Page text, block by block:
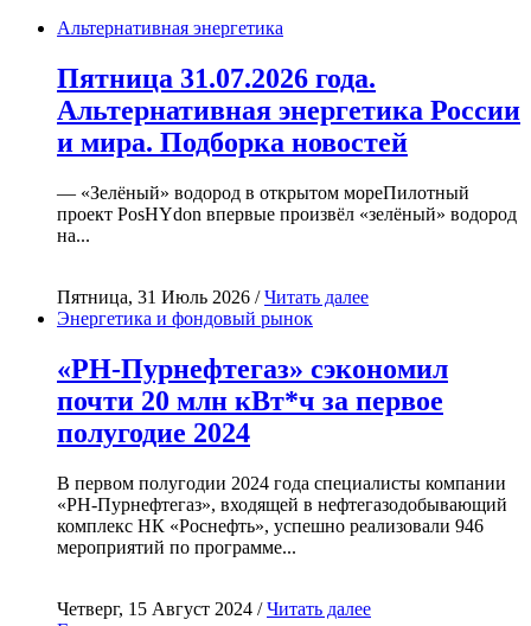
Альтернативная энергетика
Пятница 31.07.2026 года.
Альтернативная энергетика России
и мира. Подборка новостей
— «Зелёный» водород в открытом мореПилотный
проект PosHYdon впервые произвёл «зелёный» водород
на...
Пятница, 31 Июль 2026 /Читать далее
Энергетика и фондовый рынок
«РН-Пурнефтегаз» сэкономил
почти 20 млн кВт*ч за первое
полугодие 2024
В первом полугодии 2024 года специалисты компании
«РН-Пурнефтегаз», входящей в нефтегазодобывающий
комплекс НК «Роснефть», успешно реализовали 946
мероприятий по программе...
Четверг, 15 Август 2024 /Читать далее